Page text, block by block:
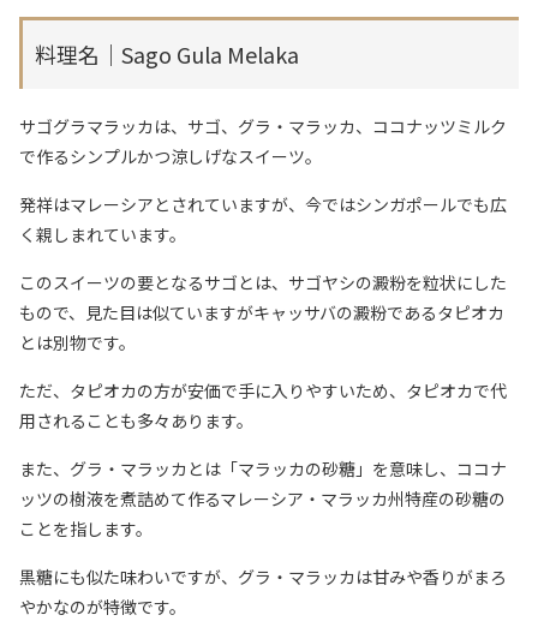
料理名｜Sago Gula Melaka
サゴグラマラッカは、サゴ、グラ・マラッカ、ココナッツミルク
で作るシンプルかつ涼しげなスイーツ。
発祥はマレーシアとされていますが、今ではシンガポールでも広
く親しまれています。
このスイーツの要となるサゴとは、サゴヤシの澱粉を粒状にした
もので、見た目は似ていますがキャッサバの澱粉であるタピオカ
とは別物です。
ただ、タピオカの方が安価で手に入りやすいため、タピオカで代
用されることも多々あります。
また、グラ・マラッカとは「マラッカの砂糖」を意味し、ココナ
ッツの樹液を煮詰めて作るマレーシア・マラッカ州特産の砂糖の
ことを指します。
黒糖にも似た味わいですが、グラ・マラッカは甘みや香りがまろ
やかなのが特徴です。